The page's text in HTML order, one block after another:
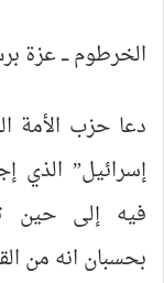
الخرطوم ـــ عزة
دعا حزب الأمة
إسرائيل” الذي
فيه إلى حين
بحسبان انه من